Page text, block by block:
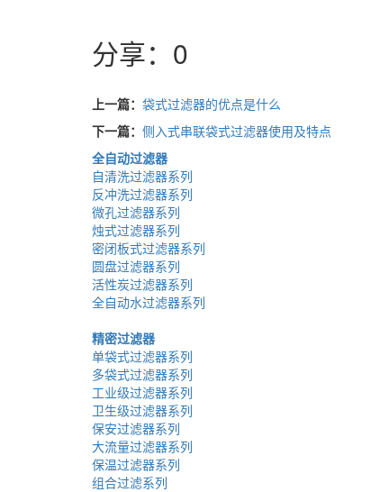
分享： 0
上一篇： 袋式过滤器的优点是什么
下一篇： 侧入式串联袋式过滤器使用及特点
全自动过滤器
自清洗过滤器系列
反冲洗过滤器系列
微孔过滤器系列
烛式过滤器系列
密闭板式过滤器系列
圆盘过滤器系列
活性炭过滤器系列
全自动水过滤器系列
精密过滤器
单袋式过滤器系列
多袋式过滤器系列
工业级过滤器系列
卫生级过滤器系列
保安过滤器系列
大流量过滤器系列
保温过滤器系列
组合过滤系列